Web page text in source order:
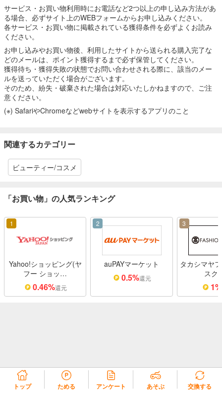
サービス・お買い物利用時にお電話など2つ以上の申し込み方法があ
る場合、必ずサイト上のWEBフォームからお申し込みください。
各サービス・お買い物に掲載されている獲得条件を必ずよくお読み
ください。
お申し込みやお買い物後、利用したサイトから送られる購入完了な
どのメールは、ポイント獲得するまで必ず保管してください。
獲得待ち・獲得失敗の状態でお問い合わせされる際に、該当のメー
ルを送っていただく場合がございます。
そのため、紛失・破棄された場合は対応いたしかねますので、ご注
意ください。
(※) SafariやChromeなどwebサイトを表示するアプリのこと
関連するカテゴリー
ビューティー/コスメ
「お買い物」の人気ランキング
1
Yahoo!ショッピング(ヤ
フー ショッ…
0.46%還元
2
auPAYマーケット
0.5%還元
3
タカシマヤ
スク
1%
トップ ためる アンケート あそぶ 交換する